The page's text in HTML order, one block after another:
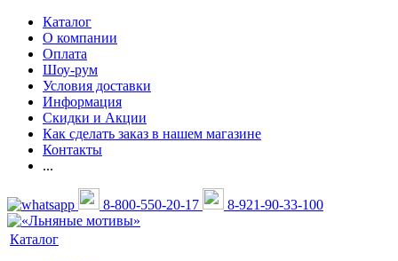
Каталог
О компании
Оплата
Шоу-рум
Условия доставки
Информация
Скидки и Акции
Как сделать заказ в нашем магазине
Контакты
...
8-800-550-20-17 8-921-90-33-100
Каталог